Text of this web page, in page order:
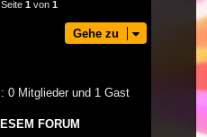
1 von 1
Gehe zu
0 Mitglieder und 1 Gast
FORUM